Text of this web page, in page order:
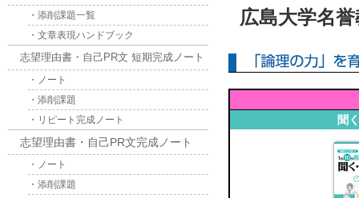
・添削課題一覧
・文章表現ハンドブック
志望理由書・自己PR文 短期完成ノート
・ノート
・添削課題
・リピート完成ノート
志望理由書・自己PR文完成ノート
・ノート
・添削課題
広島大学名
聞